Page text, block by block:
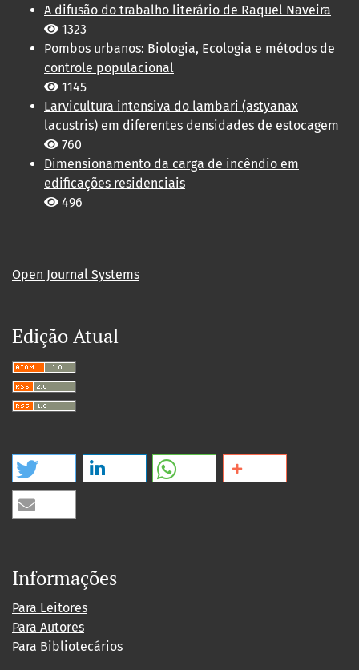
A difusão do trabalho literário de Raquel Naveira
1323
Pombos urbanos: Biologia, Ecologia e métodos de
controle populacional
1145
Larvicultura intensiva do lambari (astyanax
lacustris) em diferentes densidades de estocagem
760
Dimensionamento da carga de incêndio em
edificações residenciais
496
Open Journal Systems
Edição Atual
Informações
Para Leitores
Para Autores
Para Bibliotecários